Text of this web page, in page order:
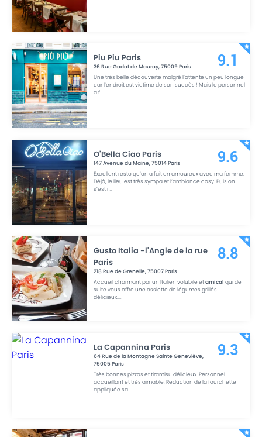
Piu Piu Paris
36 Rue Godot de Mauroy,75009 Paris
Une très belle découverte malgré l’attente un peu longue
car l’endroit est victime de son succès ! Mais le personnel
a f...
9.1
O'Bella Ciao Paris
147 Avenue du Maine,75014Paris
Excellent resto qu’on a fait en amoureux avec ma femme.
Déjà, le lieu est très sympa et l’ambiance cosy. Puis on
s’est r...
9.6
Gusto Italia -l'Angle de la rue
Paris
218 Rue de Grenelle,75007Paris
Accueil charmant par un Italien volubile etamical qui de
suite vous offre une assiette de légumes grillés
délicieux....
8.8
La Capannina Paris
64 Rue de la Montagne Sainte Geneviève,
75005Paris
Très bonnes pizzas et tiramisu délicieux. Personnel
accueillant et très aimable. Reduction de la fourchette
appliquée sa...
9.3